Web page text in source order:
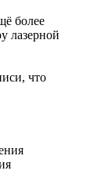
более
лазерной
что